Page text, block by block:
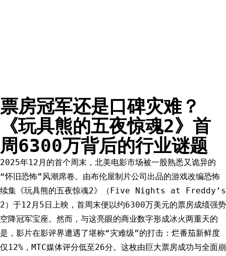
票房冠军还是口碑灾难？
《玩具熊的五夜惊魂2》首
周6300万背后的行业谜题
2025年12月的首个周末，北美电影市场被一股熟悉又诡异的
“怀旧恐怖”风潮席卷。由布伦屋制片公司出品的游戏改编恐怖
续集《玩具熊的五夜惊魂2》（Five Nights at Freddy’s
2）于12月5日上映，首周末便以约6300万美元的票房成绩强势
空降冠军宝座。然而，与这亮眼的商业数字形成冰火两重天的
是，影片在影评界遭遇了堪称“灾难级”的打击：烂番茄新鲜度
仅12%，MTC媒体评分低至26分。这枚由巨大票房成功与全面崩